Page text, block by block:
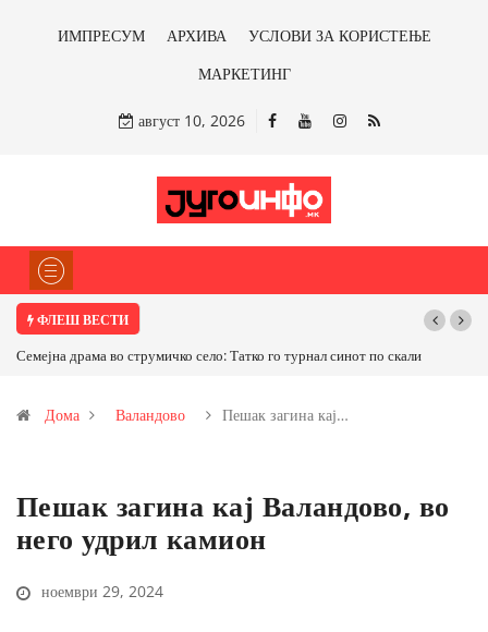
ИМПРЕСУМ АРХИВА
УСЛОВИ ЗА КОРИСТЕЊЕ
МАРКЕТИНГ
август 10, 2026
ФЛЕШ ВЕСТИ
драма во струмичко село: Татко го турнал синот по скалиТРАМП НАРЕДИ
Дома Валандово Пешак загина кај…
Пешак загина кај Валандово, во
него удрил камион
ноември 29, 2024